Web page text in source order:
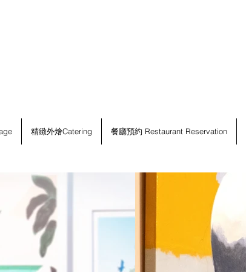
精緻外燴Catering 餐廳預約 Restaurant Reservation